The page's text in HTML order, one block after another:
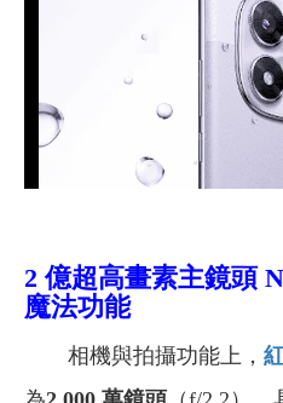
2 億超高畫素主鏡頭
魔法功能
相機與拍攝功能上，